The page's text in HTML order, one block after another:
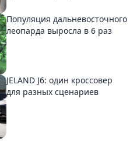
Популяция дальневосточного
леопарда выросла в 6 раз
JELAND J6: один кроссовер
для разных сценариев